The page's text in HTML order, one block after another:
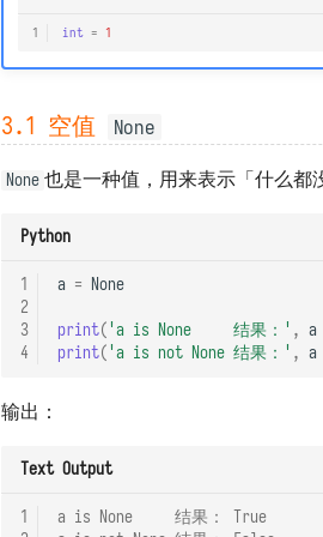
1 int = 1
3.1 空值 None
None 也是一种值，用来表示「什么都
Python
1
2
3
4
a = None
print( 'a is None     结果：' , a
print( 'a is not None 结果：' , a
输出：
Text Output
1
a is None     结果： True